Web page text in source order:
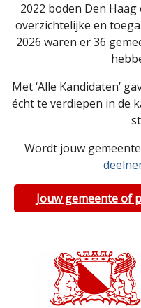
2022 boden Den
overzichtelijke en
2026 waren er 36
Met ‘Alle Kandidaten’
écht te verdiepen in de
Wordt jouw
Jouw gemeente of